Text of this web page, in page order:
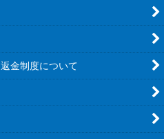
金制度について